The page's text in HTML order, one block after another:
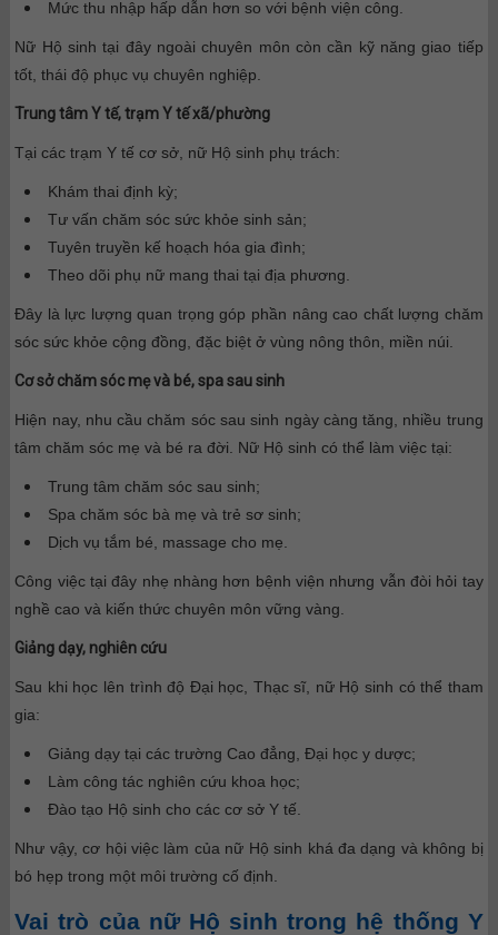
Mức thu nhập hấp dẫn hơn so với bệnh viện công.
Nữ Hộ sinh tại đây ngoài chuyên môn còn cần kỹ năng giao tiếp
tốt, thái độ phục vụ chuyên nghiệp.
Trung tâm Y tế, trạm Y tế xã/phường
Tại các trạm Y tế cơ sở, nữ Hộ sinh phụ trách:
Khám thai định kỳ;
Tư vấn chăm sóc sức khỏe sinh sản;
Tuyên truyền kế hoạch hóa gia đình;
Theo dõi phụ nữ mang thai tại địa phương.
Đây là lực lượng quan trọng góp phần nâng cao chất lượng chăm
sóc sức khỏe cộng đồng, đặc biệt ở vùng nông thôn, miền núi.
Cơ sở chăm sóc mẹ và bé, spa sau sinh
Hiện nay, nhu cầu chăm sóc sau sinh ngày càng tăng, nhiều trung
tâm chăm sóc mẹ và bé ra đời. Nữ Hộ sinh có thể làm việc tại:
Trung tâm chăm sóc sau sinh;
Spa chăm sóc bà mẹ và trẻ sơ sinh;
Dịch vụ tắm bé, massage cho mẹ.
Công việc tại đây nhẹ nhàng hơn bệnh viện nhưng vẫn đòi hỏi tay
nghề cao và kiến thức chuyên môn vững vàng.
Giảng dạy, nghiên cứu
Sau khi học lên trình độ Đại học, Thạc sĩ, nữ Hộ sinh có thể tham
gia:
Giảng dạy tại các trường Cao đẳng, Đại học y dược;
Làm công tác nghiên cứu khoa học;
Đào tạo Hộ sinh cho các cơ sở Y tế.
Như vậy, cơ hội việc làm của nữ Hộ sinh khá đa dạng và không bị
bó hẹp trong một môi trường cố định.
Vai trò của nữ Hộ sinh trong hệ thống Y